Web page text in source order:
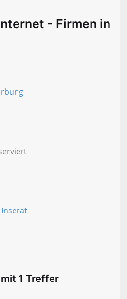
- Firmen in
1 Treffer